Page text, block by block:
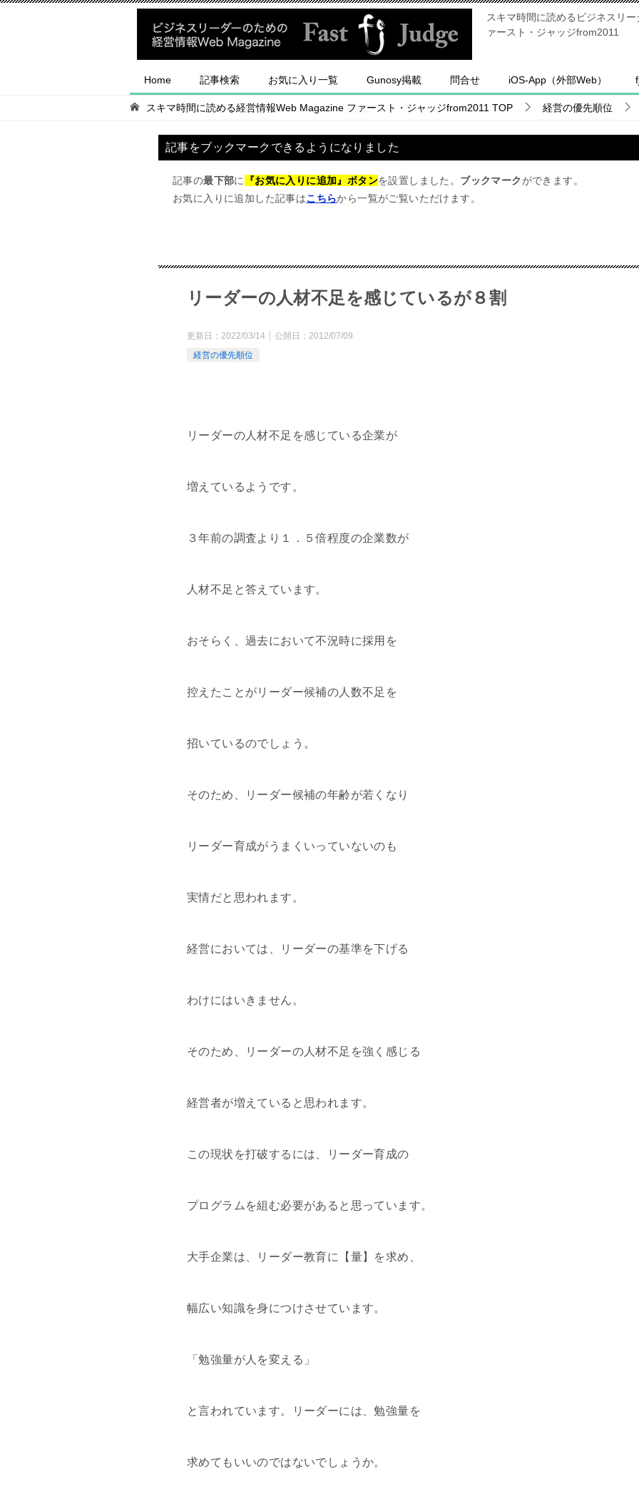
スキマ時間に読めるビジネスリ
ァースト・ジャッジfrom2011
Home 記事検索 お気に入り一覧 Gunosy掲載 問合せ iOS-App（外部Web）
スキマ時間に読める経営情報Web Magazine ファースト・ジャッジfrom2011 TOP 経営の優先順位
記事をブックマークできるようになりました
記事の最下部に 『お気に入りに追加』ボタンを設置しました。 ブックマーク ができます。
お気に入りに追加した記事はこちらから一覧がご覧いただけます。
リーダーの人材不足を感じているが８割
更新日： 2022/03/14 公開日： 2012/07/09
経営の優先順位
リーダーの人材不足を感じている企業が
増えているようです。
３年前の調査より１．５倍程度の企業数が
人材不足と答えています。
おそらく、過去において不況時に採用を
控えたことがリーダー候補の人数不足を
招いているのでしょう。
そのため、リーダー候補の年齢が若くなり
リーダー育成がうまくいっていないのも
実情だと思われます。
経営においては、リーダーの基準を下げる
わけにはいきません。
そのため、リーダーの人材不足を強く感じる
経営者が増えていると思われます。
この現状を打破するには、リーダー育成の
プログラムを組む必要があると思っています。
大手企業は、リーダー教育に【量】を求め、
幅広い知識を身につけさせています。
「勉強量が人を変える」
と言われています。リーダーには、勉強量を
求めてもいいのではないでしょうか。